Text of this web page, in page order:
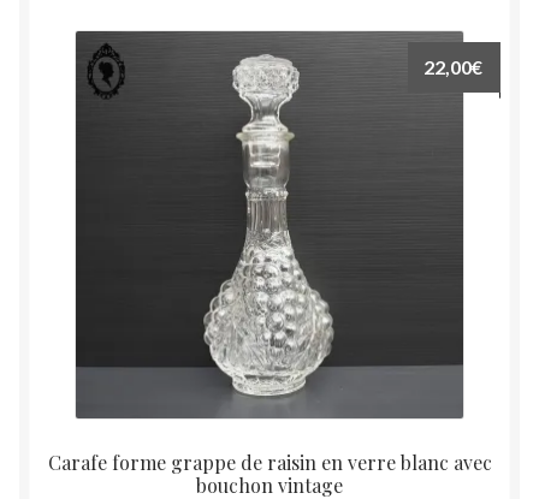
Carafe forme grappe de raisin en verre blanc avec
bouchon vintage
22,00€